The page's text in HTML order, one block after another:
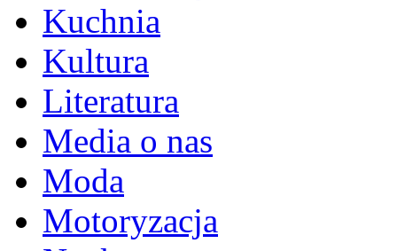
Kuchnia
Kultura
Literatura
Media o nas
Moda
Motoryzacja